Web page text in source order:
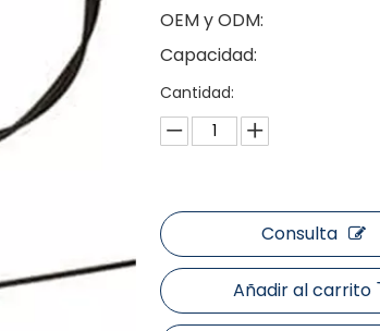
OEM y ODM:
Capacidad:
Cantidad:
Consulta
Añadir al carrito